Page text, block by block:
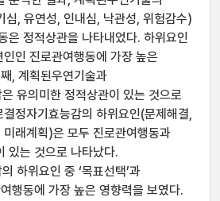
심, 유연성, 인내심, 낙관성, 위험감수)
은 정적상관을 나타내었다. 하위요인
인인 진로관여행동에 가장 높은
, 계획된우연기술과
유의미한 정적상관이 있는 것으로
정자기효능감의 하위요인(문제해결,
래계획)은 모두 진로관여행동과
있는 것으로 나타났다.
하위요인 중 ‘목표선택’과
행동에 가장 높은 영향력을 보였다.